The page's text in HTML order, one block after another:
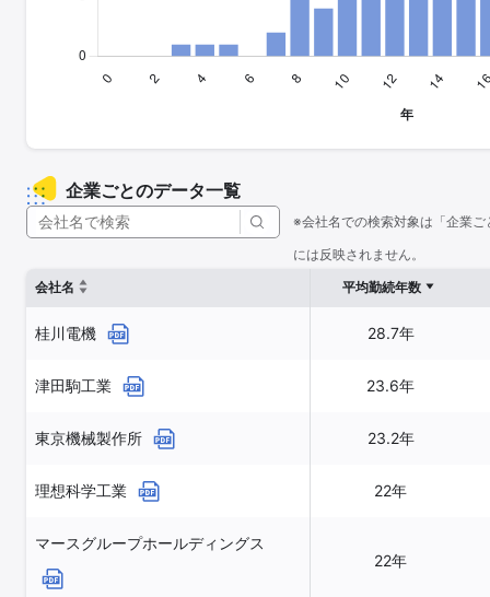
企業ごとのデータ一覧
※会社名での検索対象は「企業
には反映されません。
会社名
平均勤続年数
桂川電機 28.7年
津田駒工業 23.6年
東京機械製作所 23.2年
理想科学工業 22年
マースグループホールディングス
22年